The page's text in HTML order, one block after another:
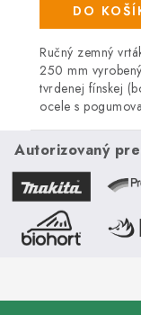
DO
Ručný zemný
250 mm
tvrdenej fínskej
ocele s
záruka 5 rokov.
pomocník na
kríkov a
Autorizovaný